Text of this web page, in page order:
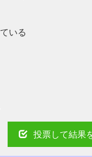
いる
投票して結果